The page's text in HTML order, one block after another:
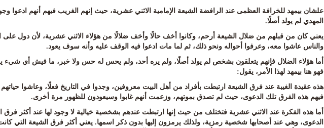
علشان بيمهد للخرافة العظمى عند الرافضة الشيعة الإمامية الاثني عشرية، حيث إنهم الغريب فيهم أنهم ادعوا
المهدي لم يولد أصلًا.
يعني كان من قبلهم من ضلال الشيعة أرحم، وكانوا أخف حالًا وأخف ضلالًا من هؤلاء الاثني عشرية، لأن دول على
والناس عاشوا معه، وعرفوا أحواله ونحو ذلك، ثم لما مات ادعوا فيه الوقف عليه وأنه سوف يعود.
أما هؤلاء الضلال فإنهم يتعلقون بشخص لم يولد أصلًا، ولم يره أحد، ولم يحس له حس ولا خبر، ما فيش أي شيء
فهو هنا بيمهد لهذا الأمر، يقول:
هذه عقيدة الغيبة عند فرق الشيعة ارتبطت بأفراد من أهل البيت معروفين، وجدوا في التاريخ فعلًا، وعاشوا
فيهم هذه الفرق تلك الدعوى، حيث لم تصدق بموتهم، وزعمت أنهم غابوا وسيعودون للظهور مرة أخرى.
أما هذه الفكرة عند الاثني عشرية فتختلف من حيث إنها ارتبطت عندهم بشخصية خيالية لا وجود لها عند أكثر فرق
الدعوى، وهي عند أصحابها شخصية رمزية، ولذلك يرمزون إليها بدون ذكر اسمها. يعني أكثر فرق الشيعة التي